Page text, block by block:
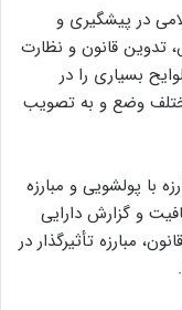
در پیشگیری و
تدوین قانون و نظارت
بسیاری را در
وضع و به تصویب
با پولشویی و مبارزه
و گزارش دارایی
مبارزه تأثیرگذار در